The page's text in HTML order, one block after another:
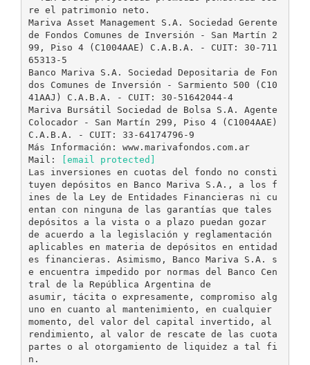
re el patrimonio neto.
Mariva Asset Management S.A. Sociedad Gerente
de Fondos Comunes de Inversión - San Martín 2
99, Piso 4 (C1004AAE) C.A.B.A. - CUIT: 30-711
65313-5
Banco Mariva S.A. Sociedad Depositaria de Fon
dos Comunes de Inversión - Sarmiento 500 (C10
41AAJ) C.A.B.A. - CUIT: 30-51642044-4
Mariva Bursátil Sociedad de Bolsa S.A. Agente
Colocador - San Martín 299, Piso 4 (C1004AAE)
C.A.B.A. - CUIT: 33-64174796-9
Más Información: www.marivafondos.com.ar
Mail:
[email protected]
Las inversiones en cuotas del fondo no consti
tuyen depósitos en Banco Mariva S.A., a los f
ines de la Ley de Entidades Financieras ni cu
entan con ninguna de las garantías que tales
depósitos a la vista o a plazo puedan gozar
de acuerdo a la legislación y reglamentación
aplicables en materia de depósitos en entidad
es financieras. Asimismo, Banco Mariva S.A. s
e encuentra impedido por normas del Banco Cen
tral de la República Argentina de
asumir, tácita o expresamente, compromiso alg
uno en cuanto al mantenimiento, en cualquier
momento, del valor del capital invertido, al
rendimiento, al valor de rescate de las cuota
partes o al otorgamiento de liquidez a tal fi
n.